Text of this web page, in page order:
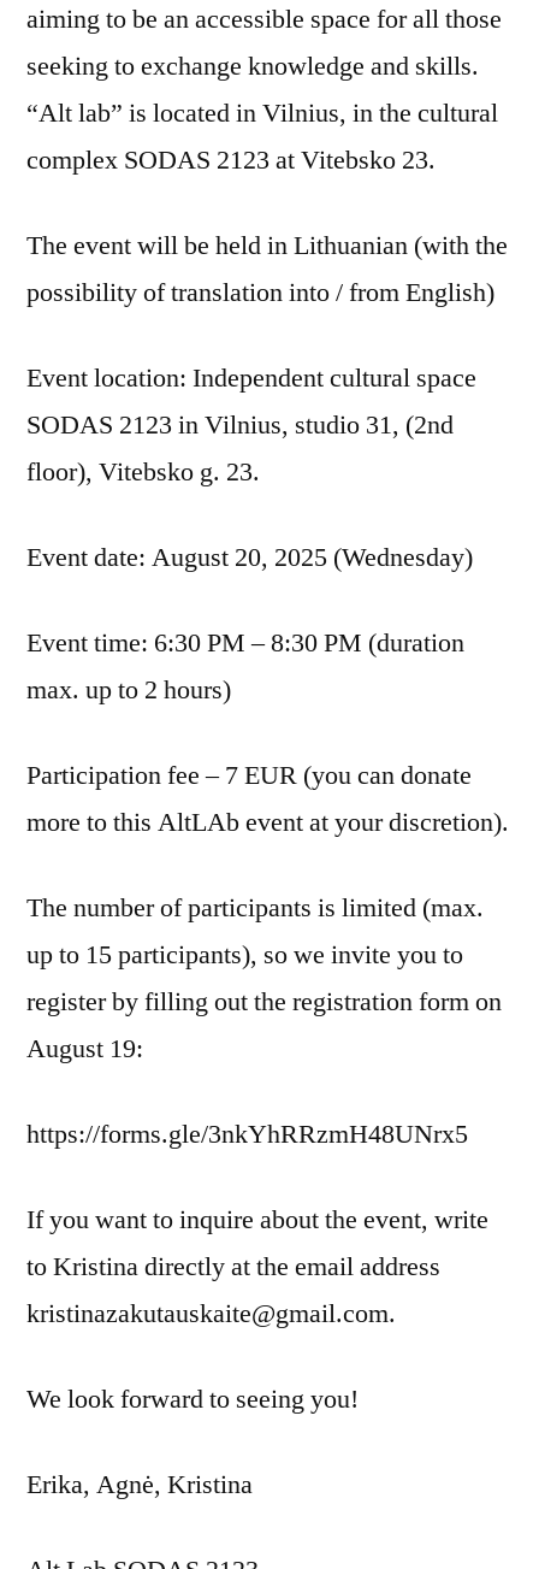
aiming to be an accessible space for all those
seeking to exchange knowledge and skills.
“Alt lab” is located in Vilnius, in the cultural
complex SODAS 2123 at Vitebsko 23.
The event will be held in Lithuanian (with the
possibility of translation into / from English)
Event location: Independent cultural space
SODAS 2123 in Vilnius, studio 31, (2nd
floor), Vitebsko g. 23.
Event date: August 20, 2025 (Wednesday)
Event time: 6:30 PM – 8:30 PM (duration
max. up to 2 hours)
Participation fee – 7 EUR (you can donate
more to this AltLAb event at your discretion).
The number of participants is limited (max.
up to 15 participants), so we invite you to
register by filling out the registration form on
August 19:
https://forms.gle/3nkYhRRzmH48UNrx5
If you want to inquire about the event, write
to Kristina directly at the email address
kristinazakutauskaite@gmail.com.
We look forward to seeing you!
Erika, Agnė, Kristina